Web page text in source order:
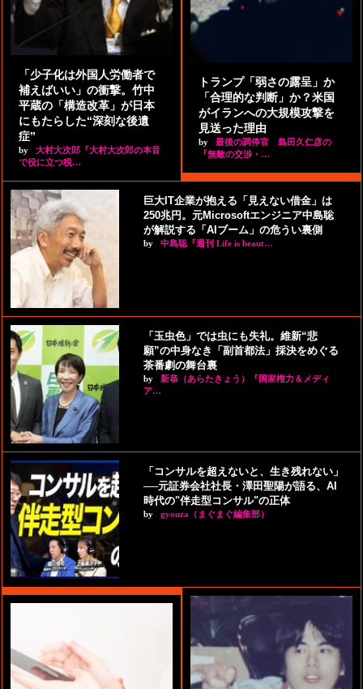
「少子化は外国人労働者で
補えばいい」の衝撃。竹中
平蔵の「構造改革」が日本
にもたらした“深刻な後遺
症”
by
大村大次郎『大村大次郎の本音
で役に立つ税…
トランプ「弱さの露呈」か
「合理的な判断」か？米国
がイランへの大規模攻撃を
見送った理由
by
最後の調停官 島田久仁彦の
『無敵の交渉・…
巨大IT企業が抱える「見えない借金」は
250兆円。元Microsoftエンジニア中島聡
が解説する「AIブーム」の危うい裏側
by 中島聡『週刊 Life is beaut…
「玉虫色」では虫にも失礼。維新“悲
願”の中身なき「副首都法」採決をめぐる
茶番劇の舞台裏
by
新恭（あらたきょう）『国家権力＆メディ
ア…
「コンサルを超えないと、生き残れない」
──元証券会社社長・澤田聖陽が語る、AI
時代の"伴走型コンサル"の正体
by gyouza（まぐまぐ編集部）